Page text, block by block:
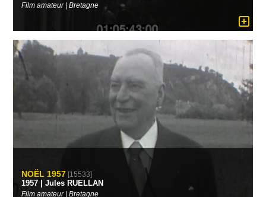
Film amateur | Bretagne
NOËL 1957[15533]
1957 | Jules RUELLAN
Film amateur | Bretagne